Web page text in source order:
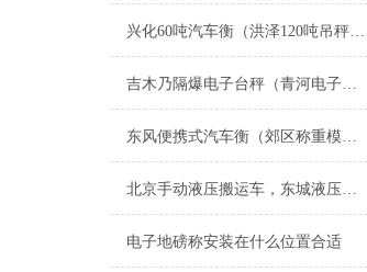
兴化60吨汽车衡（洪泽120吨吊秤）繁昌便携式轴重秤）广陵150T地磅
吉木乃隔爆电子台秤（青河电子防爆磅秤）若羌防腐蚀钢瓶秤维修
东风便携式汽车衡（郊区称重模块）方正称重模块）杜尔伯特地磅维修
北京手动液压搬运车，东城液压搬运秤，叉车秤
电子地磅称安装在什么位置合适